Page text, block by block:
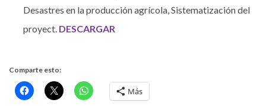
Desastres en la producción agrícola, Sistematización del
proyect. DESCARGAR
Comparte esto:
Más